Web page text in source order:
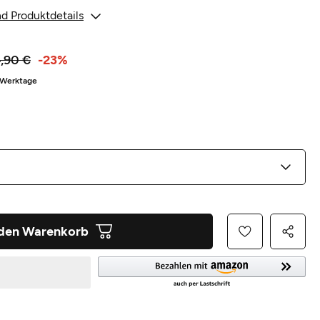
Produktdetails
€ -23%
Warenkorb